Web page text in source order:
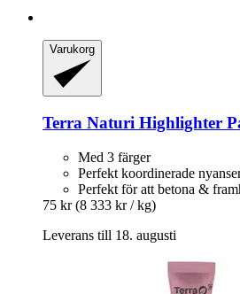
Varukorg
Terra Naturi Highlighter
Med 3 färger
Perfekt koordinerade
Perfekt för att betona &
75 kr (8 333 kr / kg)
Leverans till 18. augusti